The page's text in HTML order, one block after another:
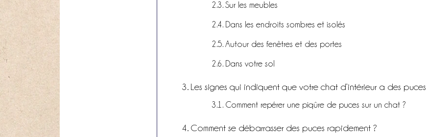
Sur les meubles
Dans les endroits sombres et isolés
Autour des fenêtres et des portes
Dans votre sol
Les signes qui indiquent que votre chat d’intérieur a des puces
Comment repérer une piqûre de puces sur un chat ?
Comment se débarrasser des puces rapidement ?